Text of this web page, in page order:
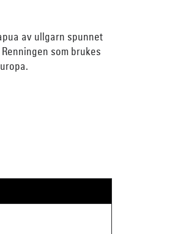
av ullgarn spunnet
som brukes